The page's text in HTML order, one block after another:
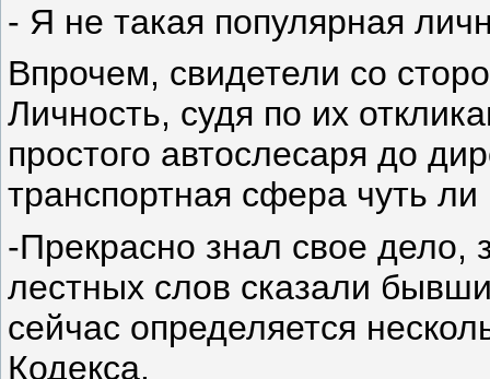
- Я не такая популярная
Впрочем, свидетели со
Личность, судя по их
простого автослесаря до
транспортная сфера чуть
-Прекрасно знал свое дело,
лестных слов сказали
сейчас определяется
Кодекса.